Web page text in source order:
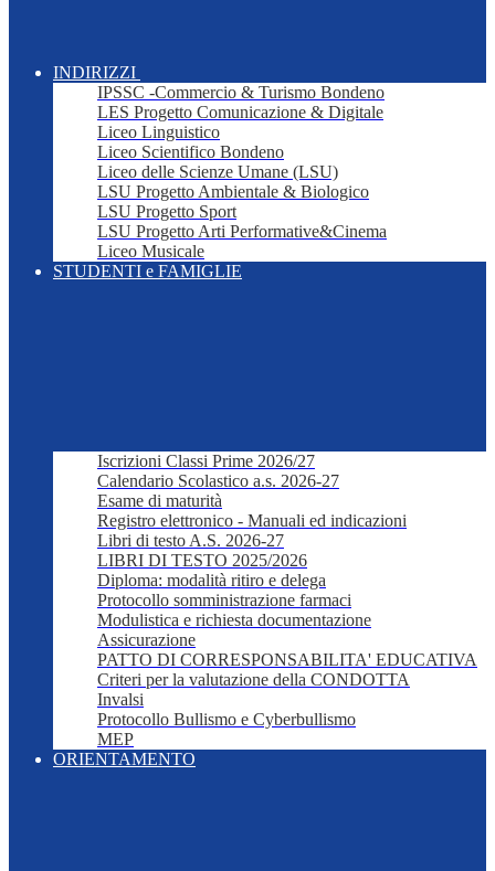
INDIRIZZI
IPSSC -Commercio & Turismo Bondeno
LES Progetto Comunicazione & Digitale
Liceo Linguistico
Liceo Scientifico Bondeno
Liceo delle Scienze Umane (LSU)
LSU Progetto Ambientale & Biologico
LSU Progetto Sport
LSU Progetto Arti Performative&Cinema
Liceo Musicale
STUDENTI e FAMIGLIE
Iscrizioni Classi Prime 2026/27
Calendario Scolastico a.s. 2026-27
Esame di maturità
Registro elettronico - Manuali ed indicazioni
Libri di testo A.S. 2026-27
LIBRI DI TESTO 2025/2026
Diploma: modalità ritiro e delega
Protocollo somministrazione farmaci
Modulistica e richiesta documentazione
Assicurazione
PATTO DI CORRESPONSABILITA' EDUCATIVA
Criteri per la valutazione della CONDOTTA
Invalsi
Protocollo Bullismo e Cyberbullismo
MEP
ORIENTAMENTO